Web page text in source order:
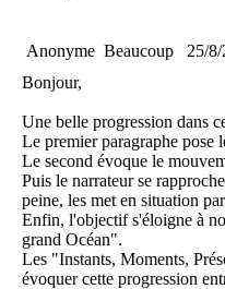
Anonyme Beaucoup
25/
Bonjour,
Une belle progression dans
Le premier paragraphe pose
Le second évoque le
Puis le narrateur se
peine, les met en situation
Enfin, l'objectif s'éloigne à
grand Océan".
Les "Instants, Moments,
évoquer cette progression